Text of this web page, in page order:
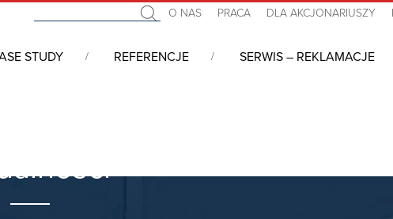
O NAS PRACA DLA AKCJONARIUSZY
STUDY REFERENCJE SERWIS – REKLAMACJE